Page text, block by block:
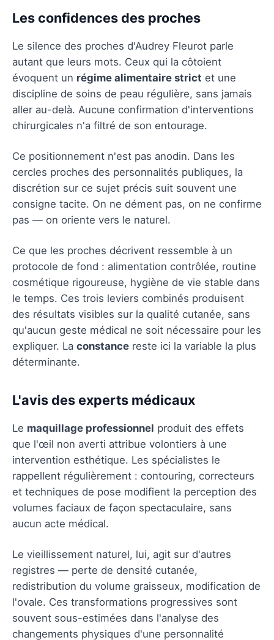
Les confidences des proches
Le silence des proches d'Audrey Fleurot parle
autant que leurs mots. Ceux qui la côtoient
évoquent un régime alimentaire strict et une
discipline de soins de peau régulière, sans jamais
aller au-delà. Aucune confirmation d'interventions
chirurgicales n'a filtré de son entourage.
Ce positionnement n'est pas anodin. Dans les
cercles proches des personnalités publiques, la
discrétion sur ce sujet précis suit souvent une
consigne tacite. On ne dément pas, on ne confirme
pas — on oriente vers le naturel.
Ce que les proches décrivent ressemble à un
protocole de fond : alimentation contrôlée, routine
cosmétique rigoureuse, hygiène de vie stable dans
le temps. Ces trois leviers combinés produisent
des résultats visibles sur la qualité cutanée, sans
qu'aucun geste médical ne soit nécessaire pour les
expliquer. La constance reste ici la variable la plus
déterminante.
L'avis des experts médicaux
Le maquillage professionnel produit des effets
que l'œil non averti attribue volontiers à une
intervention esthétique. Les spécialistes le
rappellent régulièrement : contouring, correcteurs
et techniques de pose modifient la perception des
volumes faciaux de façon spectaculaire, sans
aucun acte médical.
Le vieillissement naturel, lui, agit sur d'autres
registres — perte de densité cutanée,
redistribution du volume graisseux, modification de
l'ovale. Ces transformations progressives sont
souvent sous-estimées dans l'analyse des
changements physiques d'une personnalité